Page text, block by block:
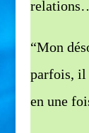
“Mon
parfois, il
en une